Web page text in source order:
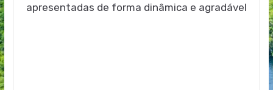
apresentadas de forma dinâmica e agradável